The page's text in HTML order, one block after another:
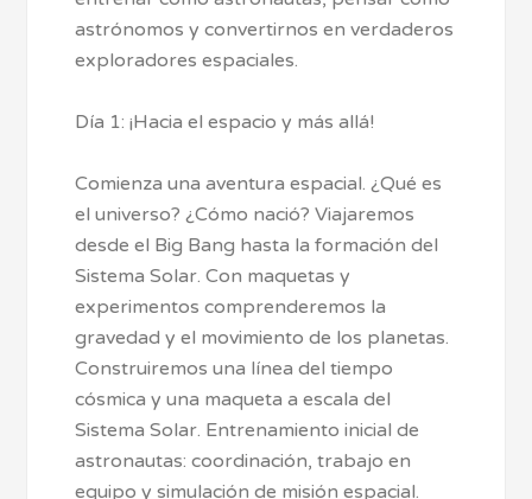
astrónomos y convertirnos en verdaderos
exploradores espaciales.
Día 1: ¡Hacia el espacio y más allá!
Comienza una aventura espacial. ¿Qué es
el universo? ¿Cómo nació? Viajaremos
desde el Big Bang hasta la formación del
Sistema Solar. Con maquetas y
experimentos comprenderemos la
gravedad y el movimiento de los planetas.
Construiremos una línea del tiempo
cósmica y una maqueta a escala del
Sistema Solar. Entrenamiento inicial de
astronautas: coordinación, trabajo en
equipo y simulación de misión espacial.